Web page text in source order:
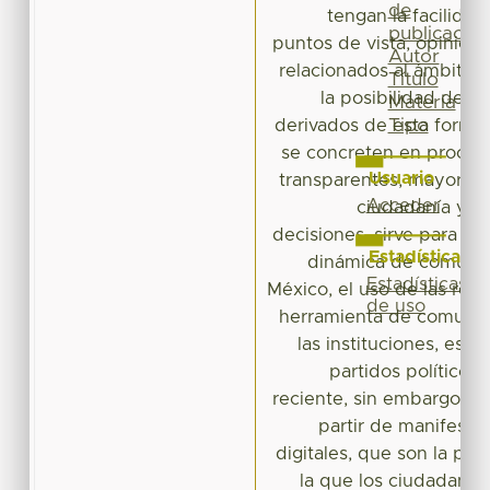
tengan la
puntos de vista,
relacionados al ámbito
la posibilidad de
derivados de esta
se concreten en
transparentes, mayor
ciudadanía y
decisiones, sirve para
dinámica de
México, el uso de las
herramienta de
las instituciones,
partidos políticos,
reciente, sin embargo,
partir de
digitales, que son la
la que los
de
publicación
Autor
Título
Materia
Tipo
Usuario
Acceder
Estadísticas
Estadísticas
de uso